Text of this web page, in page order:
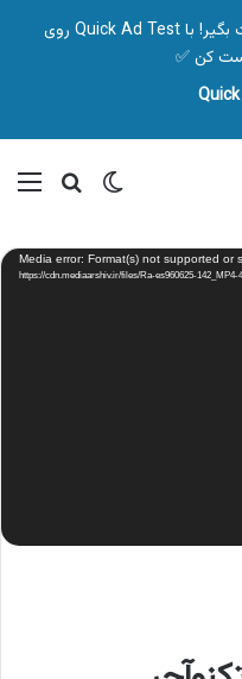
🎯 قبل از شروع کمپین، تصمیم درست بگیر! با Quick Ad Test روی
کن ✅
تغییر پوسته
Media error: Format(s) not supported or